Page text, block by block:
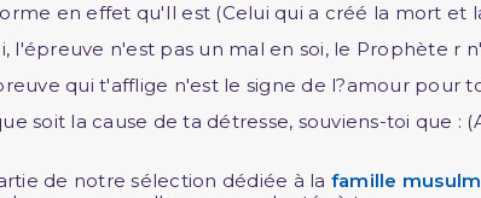
en effet qu'Il est (Celui qui a créé la mort
l'épreuve n'est pas un mal en soi, le Prophète r
qui t'afflige n'est le signe de l?amour pour
soit la cause de ta détresse, souviens-toi que
de notre sélection dédiée à la famille